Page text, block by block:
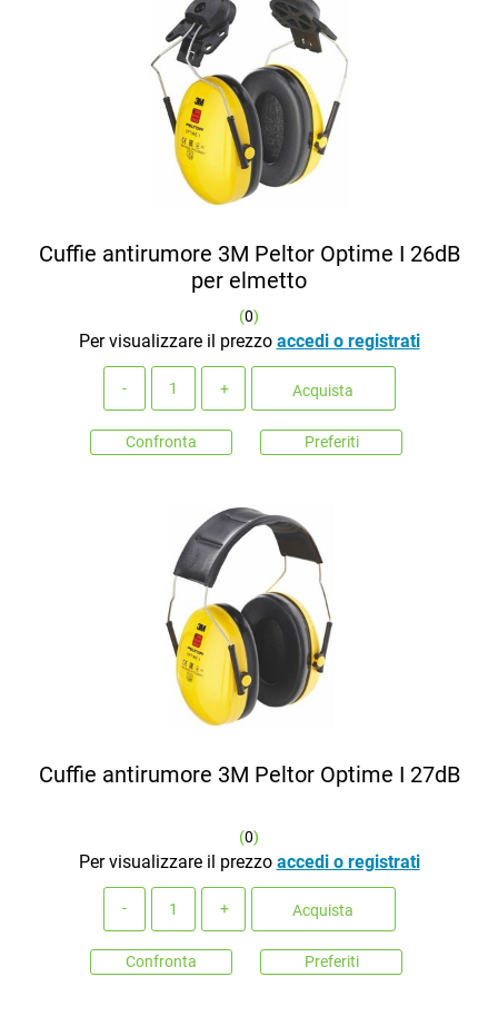
Cuffie antirumore 3M Peltor Optime I 26dB
per elmetto
(0)
Per visualizzare il prezzo accedi o registrati
Acquista
Confronta Preferiti
Cuffie antirumore 3M Peltor Optime I 27dB
(0)
Per visualizzare il prezzo accedi o registrati
Acquista
Confronta Preferiti